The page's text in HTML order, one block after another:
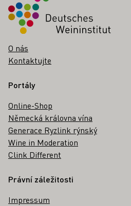
O nás
Kontaktujte
Portály
Online-Shop
Německá královna vína
Generace Ryzlink rýnský
Wine in Moderation
Clink Different
Právní záležitosti
Impressum